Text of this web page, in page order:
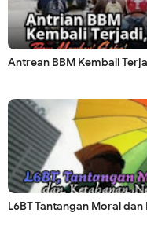
Antrean BBM Kembali
L6BT Tantangan Moral